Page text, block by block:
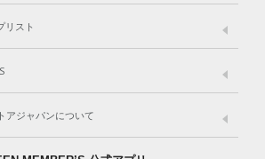
Gift set
リスト
List
Instagram Facebook
アジャパンについて
利用規約 プライバシーポリシー